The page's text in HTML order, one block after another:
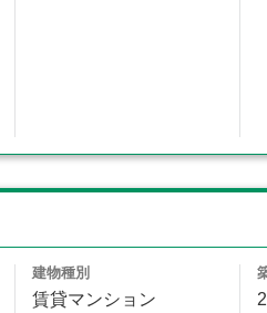
建物種別
賃貸マンション